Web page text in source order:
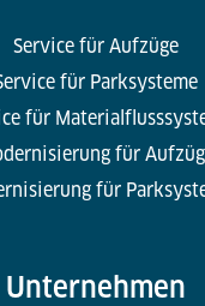
Service für Aufzüge
für Parksysteme
für
für
für
Unternehmen